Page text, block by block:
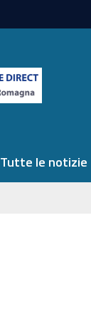
Tutte le notizie